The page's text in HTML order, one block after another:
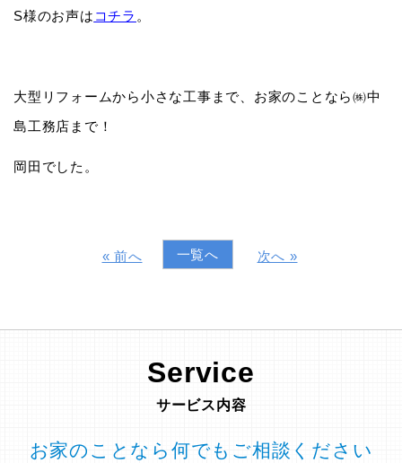
S様のお声は コチラ 。
大型リフォームから小さな工事まで、お家のことなら㈱中
島工務店まで！
岡田でした。
« 前へ 一覧へ 次へ »
Service
サービス内容
お家のことなら何でもご相談ください